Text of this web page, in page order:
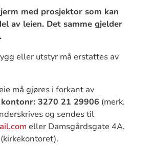
med prosjektor som kan
av leien. Det samme gjelder
eller utstyr må erstattes av
må gjøres i forkant av
kontonr: 3270 21 29906 (merk.
og sendes til
eller Damsgårdsgate 4A,